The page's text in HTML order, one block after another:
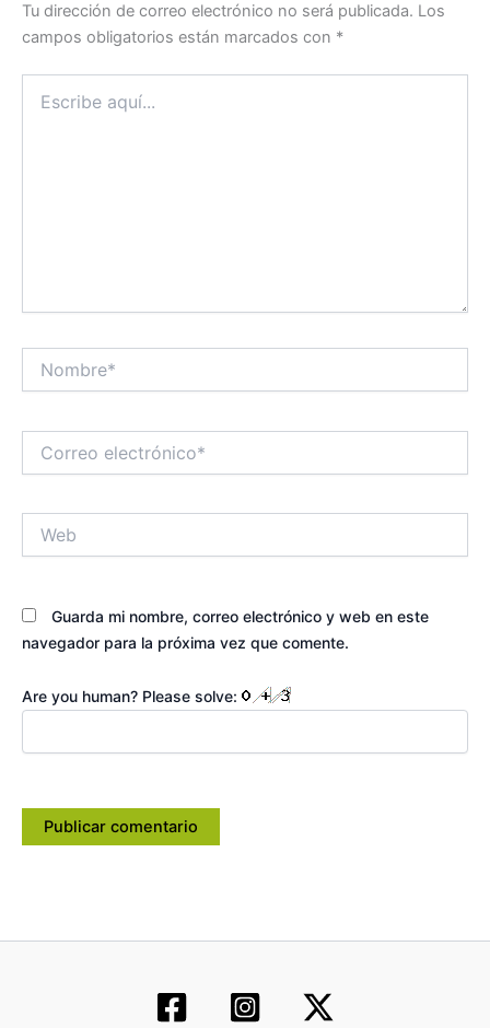
Tu dirección de correo electrónico no será publicada. Los
campos obligatorios están marcados con *
aquí...
electrónico*
Guarda mi nombre, correo electrónico y web en este
navegador para la próxima vez que comente.
Are you human? Please solve: